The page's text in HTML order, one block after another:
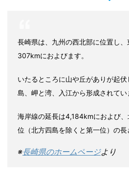
長崎県は、九州の西北部に位置し
307kmにおよびます。
いたるところに山や丘がありが起
島、岬と湾、入江から形成されてい
海岸線の延長は4,184kmにおよび
位（北方四島を除くと第一位）の長
※長崎県のホームページより